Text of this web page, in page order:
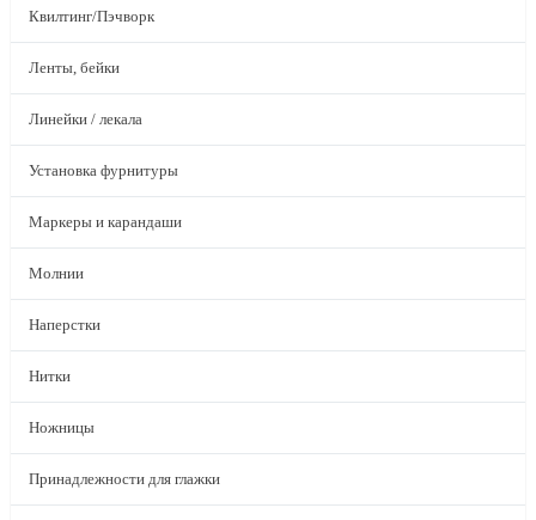
Квилтинг/Пэчворк
Ленты, бейки
Линейки / лекала
Установка фурнитуры
Маркеры и карандаши
Молнии
Наперстки
Нитки
Ножницы
Принадлежности для глажки